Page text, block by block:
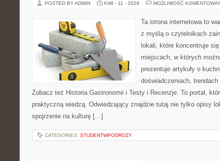
POSTED BY ADMIN KWI - 11 - 2026 MOŻLIWOŚĆ
Ta strona internetowa to
z myślą o czytelnikach
lokali, które koncentruje
miejscach, w których
prezentuje artykuły o
doświadczeniach,
Zobacz też Historia Gastronomii i Testy i Recenzje. To portal,
praktyczną wiedzą. Odwiedzający znajdzie tutaj nie tylko opisy
spojrzenie na kulturę […]
CATEGORIES: STUDENTWPODROZY